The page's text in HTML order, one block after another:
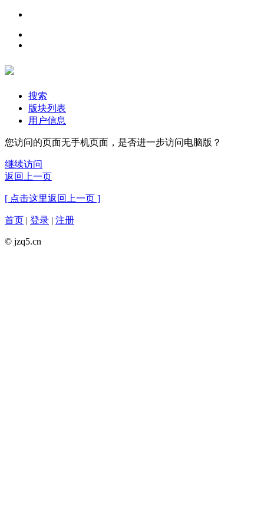
搜索
版块列表
用户信息
您访问的页面无手机页面，是否进一步访问电脑版？
继续访问
返回上一页
[ 点击这里返回上一页 ]
首页 | 登录 | 注册
© jzq5.cn